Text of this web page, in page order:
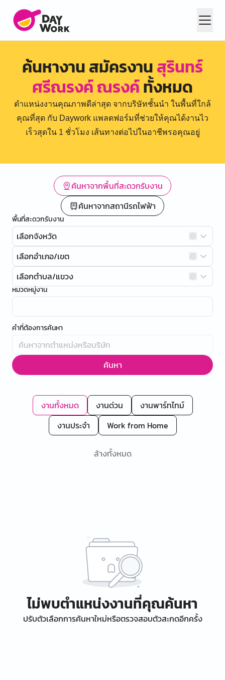
ค้นหางาน สมัครงานสุรินทร์
ศรีณรงค์ ณรงค์ทั้งหมด
ตำแหน่งงานคุณภาพดีล่าสุด จากบริษัทชั้นนำ ในพื้นที่ใกล้
คุณที่สุด กับ Daywork แพลตฟอร์มที่ช่วยให้คุณได้งานไว
เร็วสุดใน 1 ชั่วโมง เส้นทางต่อไปในอาชีพรอคุณอยู่
ค้นหาจากพื้นที่สะดวกรับงาน
ค้นหาจากสถานีรถไฟฟ้า
พื้นที่สะดวกรับงาน
เลือกจังหวัด
เลือกอำเภอ/เขต
เลือกตำบล/แขวง
หมวดหมู่งาน
คำที่ต้องการค้นหา
ค้นหา
งานทั้งหมด งานด่วน
งานพาร์ทไทม์
งานประจำ
Work from Home
ล้างทั้งหมด
ไม่พบตำแหน่งงานที่คุณค้นหา
ปรับตัวเลือกการค้นหาใหม่หรือตรวจสอบตัวสะกดอีกครั้ง